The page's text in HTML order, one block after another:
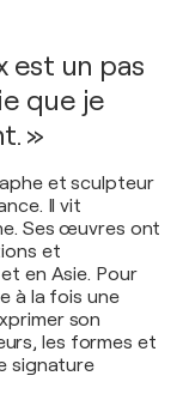
est un pas
que je
»
et sculpteur
Il vit
Ses œuvres ont
et
en Asie. Pour
à la fois une
son
les formes et
signature